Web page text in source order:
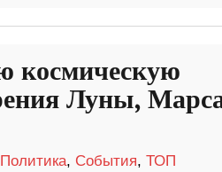
космическую
Луны,
Политика, События, ТОП